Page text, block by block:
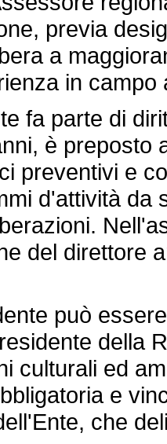
previa
a
in
fa parte di
è preposto
preventivi e
d'attività da
del direttore
può
della
culturali ed
e
che